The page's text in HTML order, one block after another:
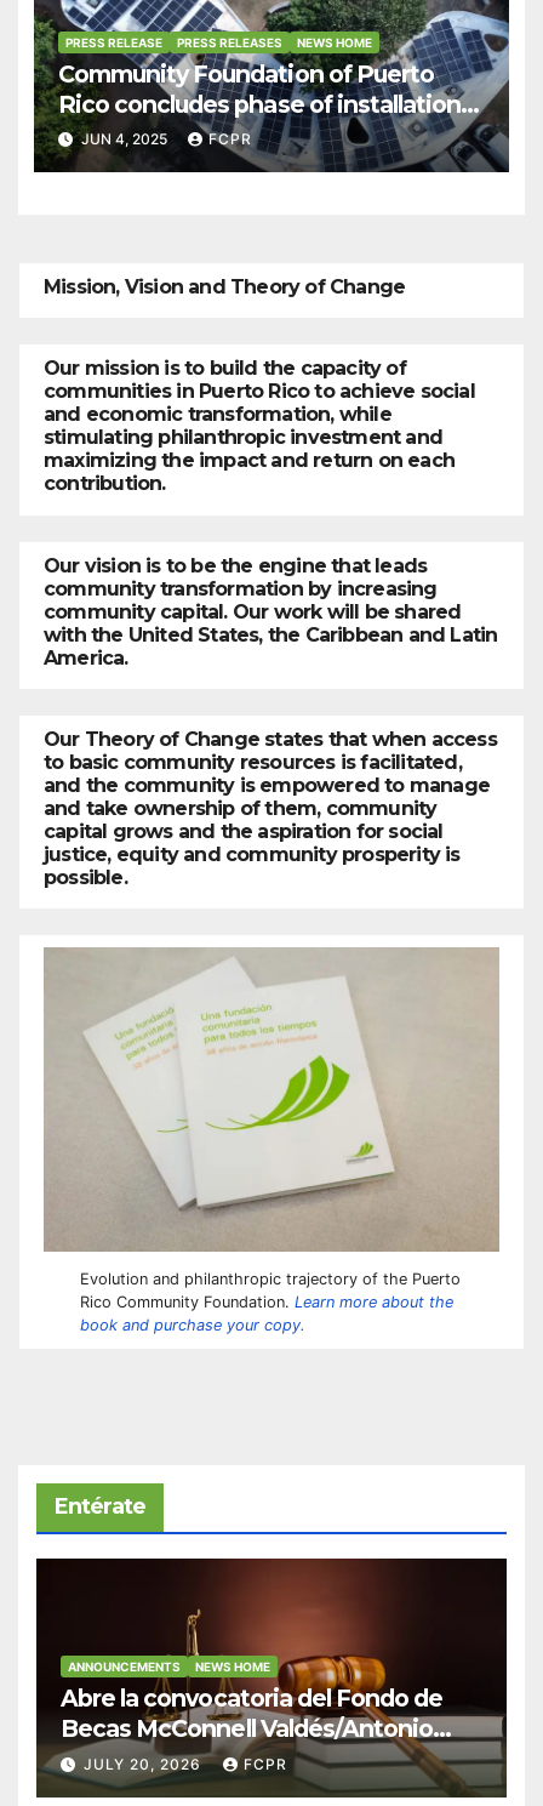
PRESS RELEASE PRESS RELEASES NEWS HOME
Community Foundation of Puerto
Rico concludes phase of installation
of solar systems in Culebra
businesses
JUN 4, 2025 FCPR
Mission, Vision and Theory of Change
Our mission is to build the capacity of
communities in Puerto Rico to achieve social
and economic transformation, while
stimulating philanthropic investment and
maximizing the impact and return on each
contribution.
Our vision is to be the engine that leads
community transformation by increasing
community capital. Our work will be shared
with the United States, the Caribbean and Latin
America.
Our Theory of Change states that when access
to basic community resources is facilitated,
and the community is empowered to manage
and take ownership of them, community
capital grows and the aspiration for social
justice, equity and community prosperity is
possible.
Evolution and philanthropic trajectory of the Puerto
Rico Community Foundation. Learn more about the
book and purchase your copy.
Entérate
ANNOUNCEMENTS NEWS HOME
Abre la convocatoria del Fondo de
Becas McConnell Valdés/Antonio
Escudero Viera para estudiantes de
Derecho en Puerto Rico
JULY 20, 2026 FCPR